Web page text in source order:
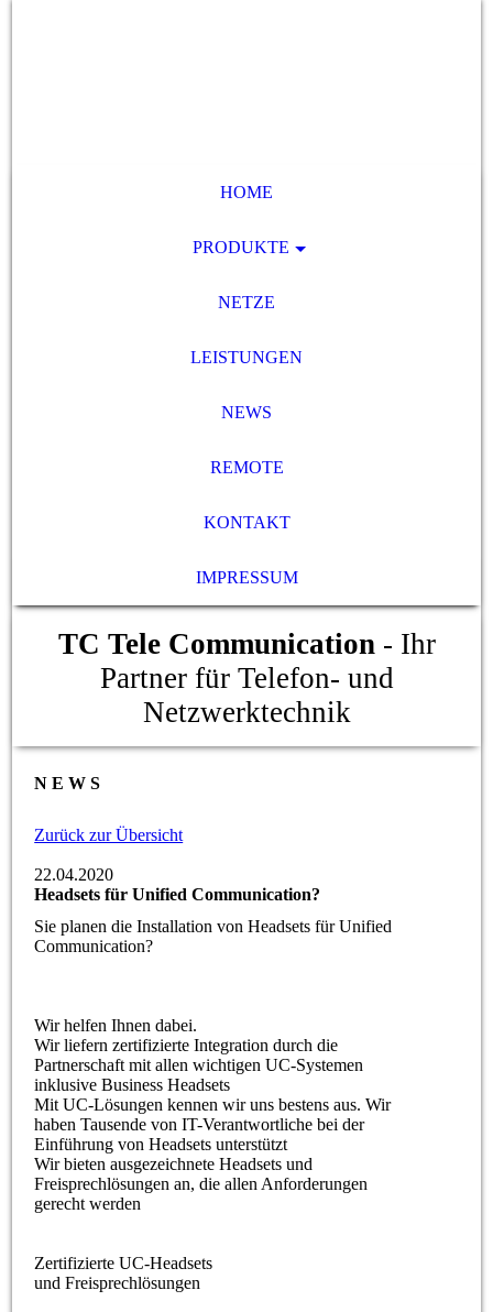
HOME
PRODUKTE
NETZE
LEISTUNGEN
NEWS
REMOTE
KONTAKT
IMPRESSUM
TC Tele Communication - Ihr
Partner für Telefon- und
Netzwerktechnik
N E W S
Zurück zur Übersicht
22.04.2020
Headsets für Unified Communication?
Sie planen die Installation von Headsets für Unified
Communication?
Wir helfen Ihnen dabei.
Wir liefern zertifizierte Integration durch die
Partnerschaft mit allen wichtigen UC-Systemen
inklusive Business Headsets
Mit UC-Lösungen kennen wir uns bestens aus. Wir
haben Tausende von IT-Verantwortliche bei der
Einführung von Headsets unterstützt
Wir bieten ausgezeichnete Headsets und
Freisprechlösungen an, die allen Anforderungen
gerecht werden
Zertifizierte UC-Headsets
und Freisprechlösungen